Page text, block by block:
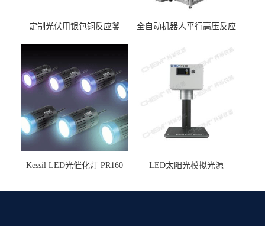
定制光伏用银包铜反应釜
全自动机器人平行高压反应
Kessil LED光催化灯 PR160 LED太阳光模拟光源